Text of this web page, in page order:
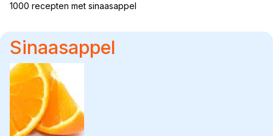
1000 recepten met sinaasappel
Sinaasappel